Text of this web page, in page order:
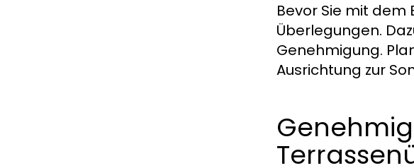
Bevor Sie mit
Überlegungen.
Genehmigung.
Ausrichtung zur